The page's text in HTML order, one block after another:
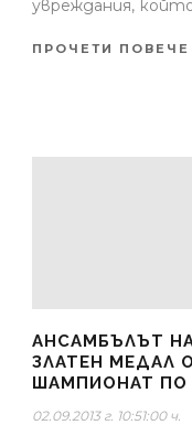
увреждания,
ПРОЧЕТИ ПОВЕЧЕ
АНСАМБЪЛЪТ
ЗЛАТЕН МЕДАЛ
ШАМПИОНАТ ПО
02.09.2013 г. 10:51:00 ч.